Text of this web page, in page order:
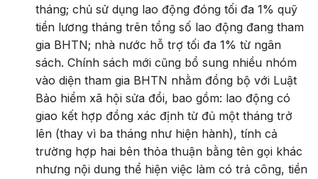
tháng; chủ sử dụng lao động đóng tối đa 1% quỹ
tiền lương tháng trên tổng số lao động đang tham
gia BHTN; nhà nước hỗ trợ tối đa 1% từ ngân
sách. Chính sách mới cũng bổ sung nhiều nhóm
vào diện tham gia BHTN nhằm đồng bộ với Luật
Bảo hiểm xã hội sửa đổi, bao gồm: lao động có
giao kết hợp đồng xác định từ đủ một tháng trở
lên (thay vì ba tháng như hiện hành), tính cả
trường hợp hai bên thỏa thuận bằng tên gọi khác
nhưng nội dung thể hiện việc làm có trả công, tiền